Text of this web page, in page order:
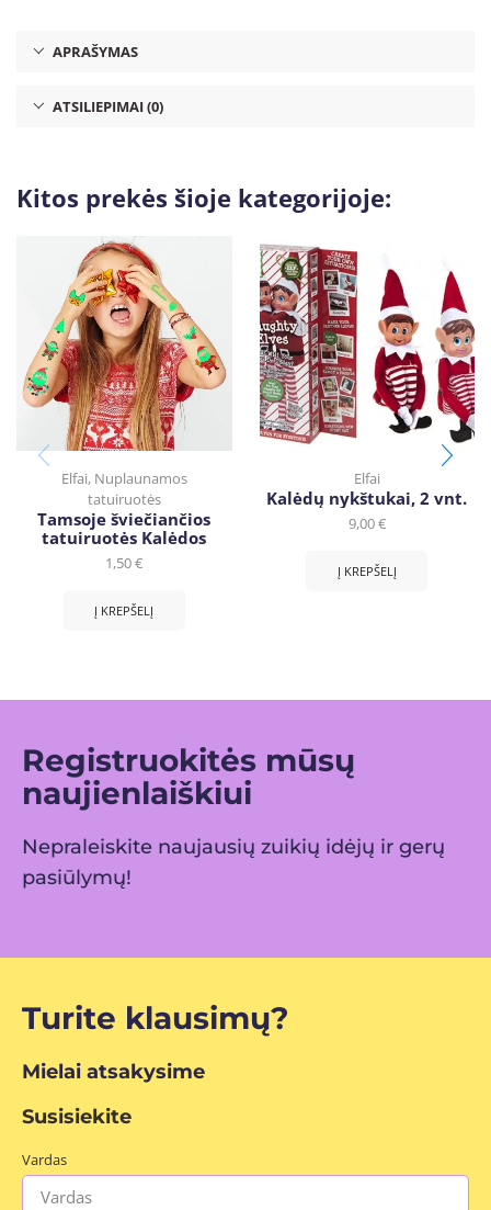
APRAŠYMAS
ATSILIEPIMAI (0)
Kitos prekės šioje kategorijoje:
Elfai, Nuplaunamos
tatuiruotės
Tamsoje šviečiančios
tatuiruotės Kalėdos
1,50€
Į KREPŠELĮ
Elfai
Kalėdų nykštukai, 2 vnt.
9,00€
Į KREPŠELĮ
Registruokitės mūsų
naujienlaiškiui
Nepraleiskite naujausių zuikių idėjų ir gerų
pasiūlymų!
Turite klausimų?
Mielai atsakysime
Susisiekite
Vardas